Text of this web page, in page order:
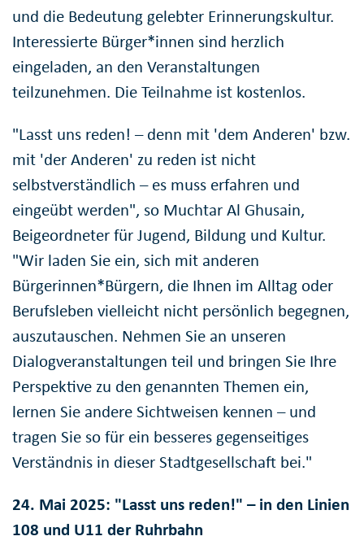
und die Bedeutung gelebter Erinnerungskultur.
Interessierte Bürger*innen sind herzlich
eingeladen, an den Veranstaltungen
teilzunehmen. Die Teilnahme ist kostenlos.
"Lasst uns reden! – denn mit 'dem Anderen' bzw.
mit 'der Anderen' zu reden ist nicht
selbstverständlich – es muss erfahren und
eingeübt werden", so Muchtar Al Ghusain,
Beigeordneter für Jugend, Bildung und Kultur.
"Wir laden Sie ein, sich mit anderen
Bürgerinnen*Bürgern, die Ihnen im Alltag oder
Berufsleben vielleicht nicht persönlich begegnen,
auszutauschen. Nehmen Sie an unseren
Dialogveranstaltungen teil und bringen Sie Ihre
Perspektive zu den genannten Themen ein,
lernen Sie andere Sichtweisen kennen – und
tragen Sie so für ein besseres gegenseitiges
Verständnis in dieser Stadtgesellschaft bei."
24. Mai 2025: "Lasst uns reden!" – in den Linien
108 und U11 der Ruhrbahn